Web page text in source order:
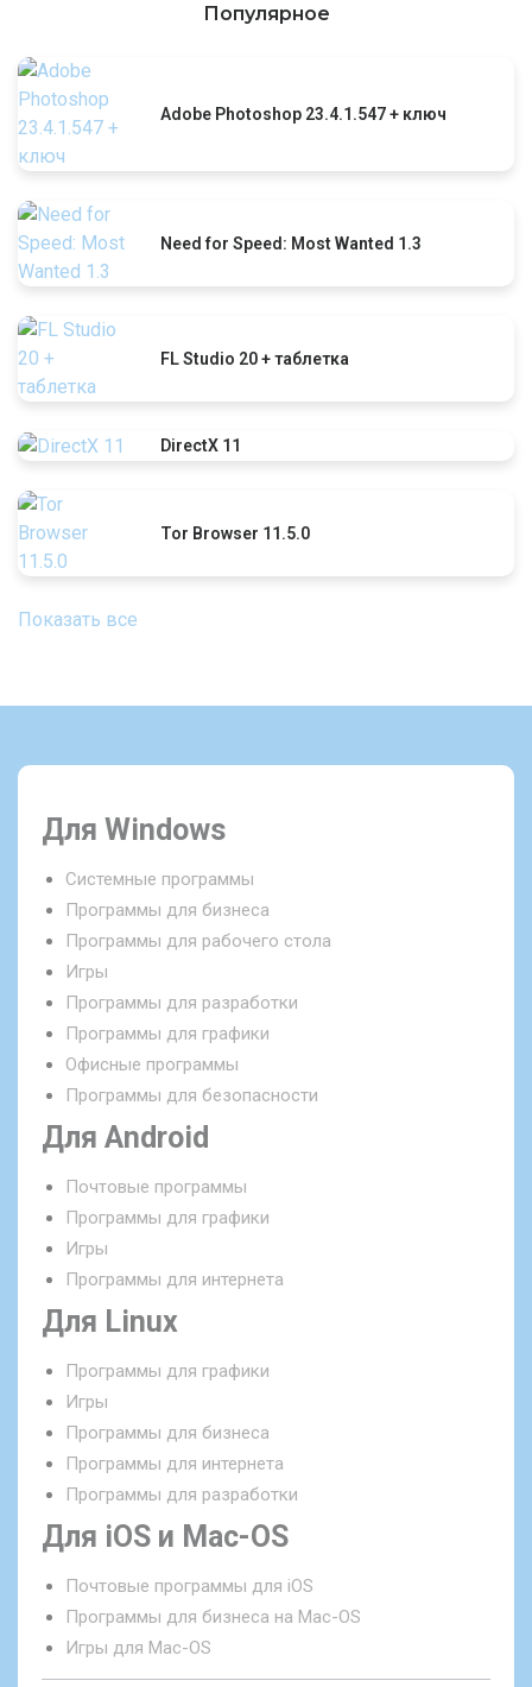
Популярное
Adobe Photoshop 23.4.1.547 + ключ
Need for Speed: Most Wanted 1.3
FL Studio 20 + таблетка
DirectX 11
Tor Browser 11.5.0
Показать все
Для Windows
Системные программы
Программы для бизнеса
Программы для рабочего стола
Игры
Программы для разработки
Программы для графики
Офисные программы
Программы для безопасности
Для Android
Почтовые программы
Программы для графики
Игры
Программы для интернета
Для Linux
Программы для графики
Игры
Программы для бизнеса
Программы для интернета
Программы для разработки
Для iOS и Mac-OS
Почтовые программы для iOS
Программы для бизнеса на Mac-OS
Игры для Mac-OS